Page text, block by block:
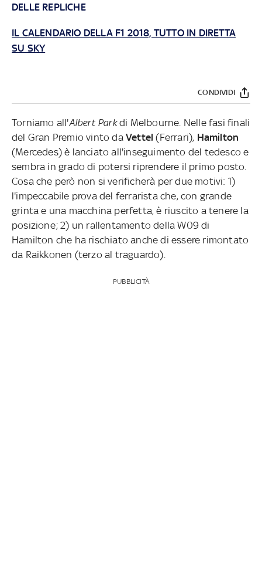
DELLE REPLICHE
IL CALENDARIO DELLA F1 2018, TUTTO IN DIRETTA
SU SKY
CONDIVIDI
Torniamo all'Albert Parkdi Melbourne. Nelle fasi finali
del Gran Premio vinto da Vettel(Ferrari), Hamilton
(Mercedes) è lanciato all'inseguimento del tedesco e
sembra in grado di potersi riprendere il primo posto.
Cosa che però non si verificherà per due motivi: 1)
l'impeccabile prova del ferrarista che, con grande
grinta e una macchina perfetta, è riuscito a tenere la
posizione; 2) un rallentamento della W09 di
Hamilton che ha rischiato anche di essere rimontato
da Raikkonen (terzo al traguardo).
PUBBLICITÀ